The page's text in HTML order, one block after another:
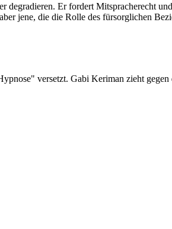
Er fordert Mitspracherecht
jene, die die Rolle des fürsorglichen
versetzt. Gabi Keriman zieht